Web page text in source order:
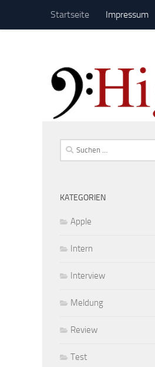
Zum Inhalt springen
Startseite Impressum
Suchen
nach:
KATEGORIEN
Apple
Intern
Interview
Meldung
Review
Test